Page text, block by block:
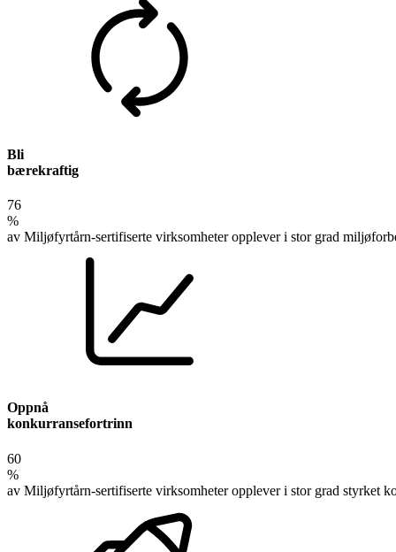
Bli
bærekraftig
76
%
av Miljøfyrtårn-sertifiserte virksomheter opplever i stor grad
Oppnå
konkurransefortrinn
60
%
av Miljøfyrtårn-sertifiserte virksomheter opplever i stor grad styrket